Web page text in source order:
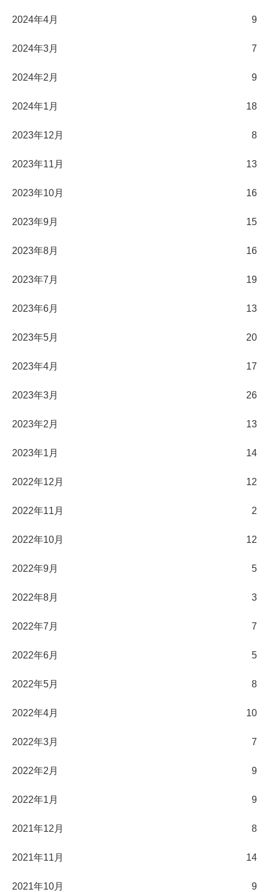
2024年4月 9
2024年3月 7
2024年2月 9
2024年1月 18
2023年12月 8
2023年11月 13
2023年10月 16
2023年9月 15
2023年8月 16
2023年7月 19
2023年6月 13
2023年5月 20
2023年4月 17
2023年3月 26
2023年2月 13
2023年1月 14
2022年12月 12
2022年11月 2
2022年10月 12
2022年9月 5
2022年8月 3
2022年7月 7
2022年6月 5
2022年5月 8
2022年4月 10
2022年3月 7
2022年2月 9
2022年1月 9
2021年12月 8
2021年11月 14
2021年10月 9